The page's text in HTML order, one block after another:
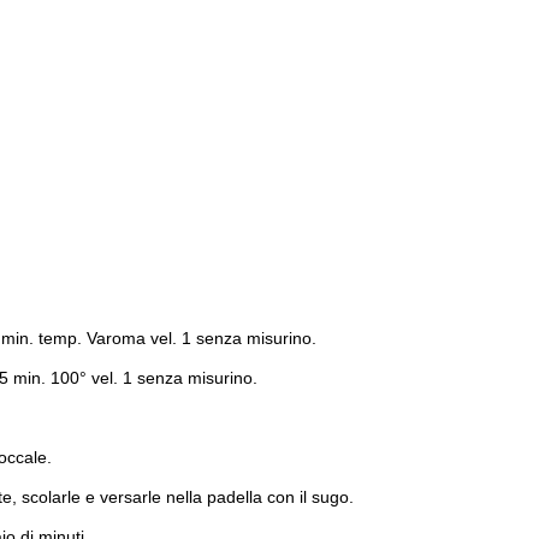
temp. Varoma vel. 1 senza misurino.
min. 100° vel. 1 senza misurino.
scolarle e versarle nella padella con il sugo.